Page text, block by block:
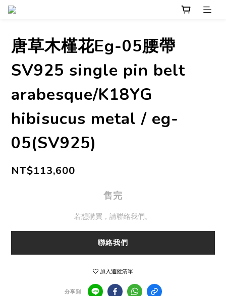
唐草木槿花Eg-05腰帶
SV925 single pin belt
arabesque/K18YG
hibisucus metal / eg-
05(SV925)
NT$113,600
售完
若想購買，請聯絡我們。
聯絡我們
加入追蹤清單
分享到